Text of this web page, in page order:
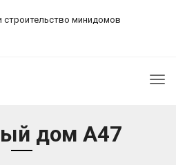
строительство минидомов
дом А47